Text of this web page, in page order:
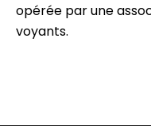
opérée par une
voyants.